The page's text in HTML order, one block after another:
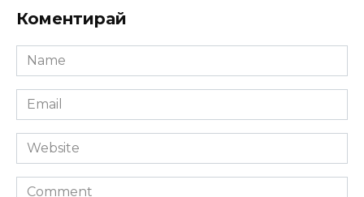
Коментирай
Name
*
Email
*
Website
Comment